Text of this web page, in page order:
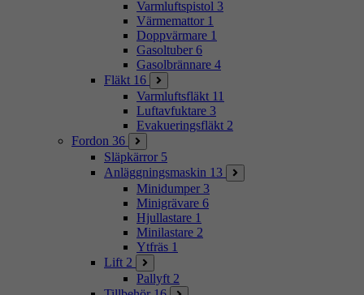
Varmluftspistol 3
Värmemattor 1
Doppvärmare 1
Gasoltuber 6
Gasolbrännare 4
Fläkt 16
Varmluftsfläkt 11
Luftavfuktare 3
Evakueringsfläkt 2
Fordon 36
Släpkärror 5
Anläggningsmaskin 13
Minidumper 3
Minigrävare 6
Hjullastare 1
Minilastare 2
Ytfräs 1
Lift 2
Pallyft 2